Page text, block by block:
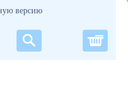
версию